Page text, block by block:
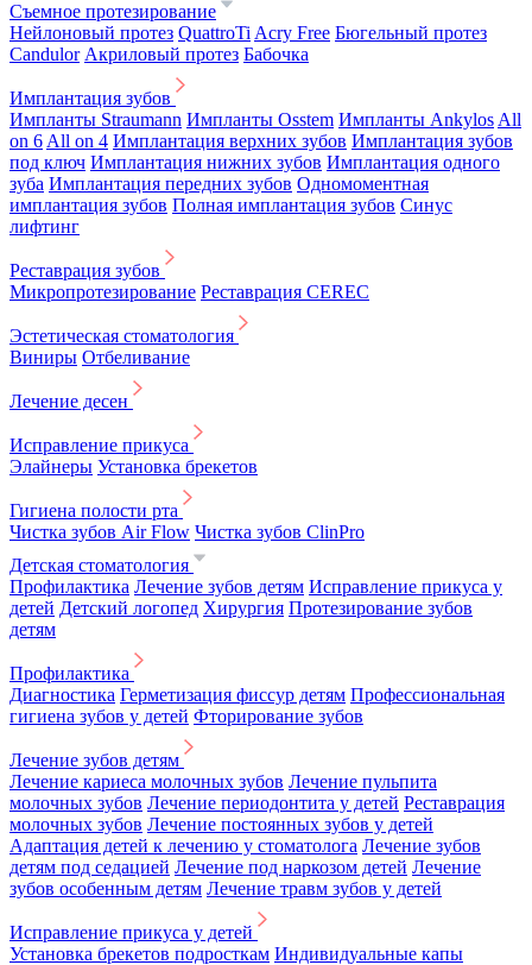
Съемное протезирование
Нейлоновый протез QuattroTi Acry Free Бюгельный протез
Candulor Акриловый протез Бабочка
Имплантация зубов
Импланты Straumann Импланты Osstem Импланты Ankylos All
on 6 All on 4 Имплантация верхних зубов Имплантация зубов
под ключ Имплантация нижних зубов Имплантация одного
зуба Имплантация передних зубов Одномоментная
имплантация зубов Полная имплантация зубов Синус
лифтинг
Реставрация зубов
Микропротезирование Реставрация CEREC
Эстетическая стоматология
Виниры Отбеливание
Лечение десен
Исправление прикуса
Элайнеры Установка брекетов
Гигиена полости рта
Чистка зубов Air Flow Чистка зубов ClinPro
Детская стоматология
Профилактика Лечение зубов детям Исправление прикуса у
детей Детский логопед Хирургия Протезирование зубов
детям
Профилактика
Диагностика Герметизация фиссур детям Профессиональная
гигиена зубов у детей Фторирование зубов
Лечение зубов детям
Лечение кариеса молочных зубов Лечение пульпита
молочных зубов Лечение периодонтита у детей Реставрация
молочных зубов Лечение постоянных зубов у детей
Адаптация детей к лечению у стоматолога Лечение зубов
детям под седацией Лечение под наркозом детей Лечение
зубов особенным детям Лечение травм зубов у детей
Исправление прикуса у детей
Установка брекетов подросткам Индивидуальные капы